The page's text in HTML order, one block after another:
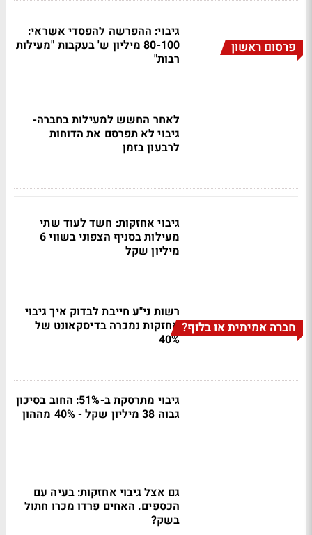
פרסום ראשון
גיבוי: ההפרשה להפסדי אשראי:
80-100 מיליון ש' בעקבות "מעילות
רבות"
לאחר החשש למעילות בחברה-
גיבוי לא תפרסם את הדוחות
לרבעון בזמן
גיבוי אחזקות: חשד לעוד שתי
מעילות בסניף הצפוני בשווי 6
מיליון שקל
חברה אמיתית או בלוף?
רשות ני"ע חייבת לבדוק איך גיבוי
אחזקות נמכרה בדיסקאונט של
40%
גיבוי מתרסקת ב-51%: החוב בסיכון
גבוה 38 מיליון שקל - 40% מההון
גם אצל גיבוי אחזקות: בעיה עם
הכספים. האחים פרדו מכרו חתול
בשק?